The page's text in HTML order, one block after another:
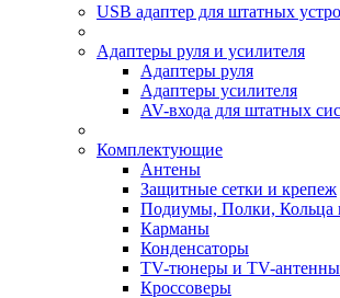
USB адаптер для штатных
Адаптеры руля и усилителя
Адаптеры руля
Адаптеры усилителя
AV-входа для штатных
Комплектующие
Антены
Защитные сетки и крепеж
Подиумы, Полки, Кольца
Карманы
Конденсаторы
TV-тюнеры и TV-антенны
Кроссоверы